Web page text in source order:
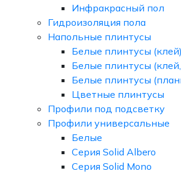
Инфракрасный пол
Гидроизоляция пола
Напольные плинтусы
Белые плинтусы (клей)
Белые плинтусы
Белые плинтусы
Цветные плинтусы
Профили под подсветку
Профили универсальные
Белые
Серия Solid Albero
Серия Solid Mono